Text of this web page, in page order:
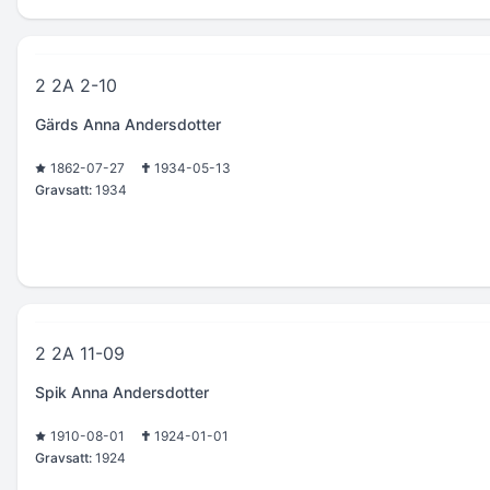
2 2A 2-10
Gärds Anna Andersdotter
1862-07-27
1934-05-13
Gravsatt: 1934
2 2A 11-09
Spik Anna Andersdotter
1910-08-01
1924-01-01
Gravsatt: 1924